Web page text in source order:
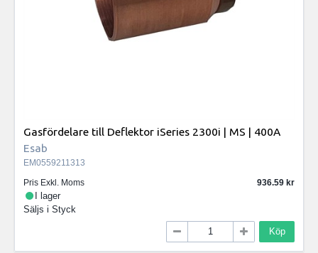
Gasfördelare till Deflektor iSeries 2300i | MS | 400A
Esab
EM0559211313
Pris Exkl. Moms
936.59
I lager
Säljs i Styck
Köp